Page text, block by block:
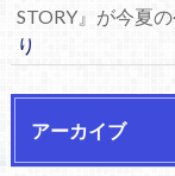
STORY』が今夏
り
アーカイブ